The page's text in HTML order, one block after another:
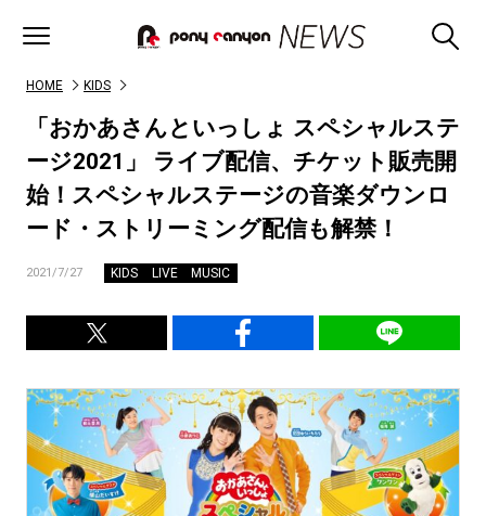
HOME KIDS
「おかあさんといっしょ スペシャルステ
ージ2021」 ライブ配信、チケット販売開
始！スペシャルステージの音楽ダウンロ
ード・ストリーミング配信も解禁！
2021/7/27 KIDS LIVE MUSIC